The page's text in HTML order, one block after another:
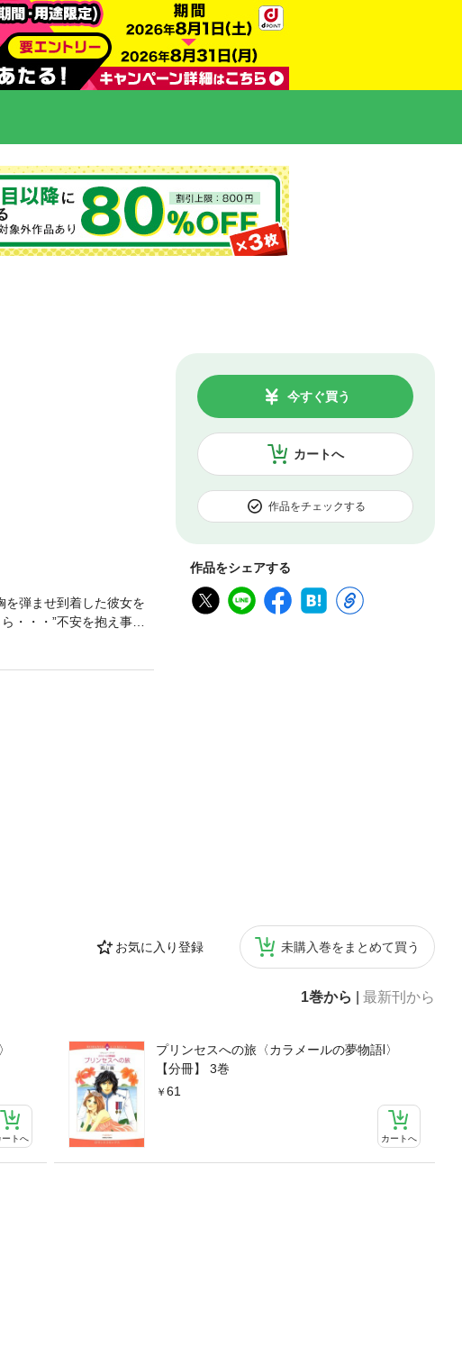
カートへ
今すぐ買う
作品をチェックする
作品をシェアする
お気に入り登録 未購入巻をまとめて買う
1巻から 最新刊から
ートへ
プリンセスへの旅〈カラメールの夢物語Ⅰ〉
【分冊】 3巻
61
カートへ
を弾ませ到着した彼女を
・・・”不安を抱え事情
必要なんだ」。